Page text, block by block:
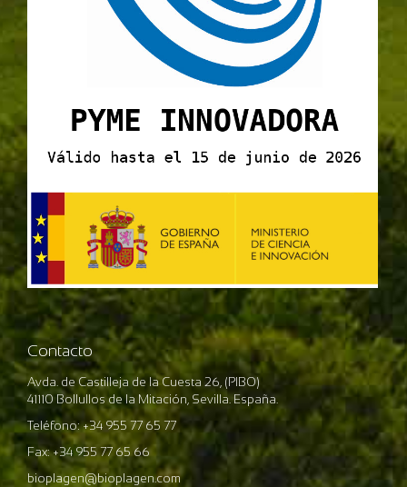
Contacto
Avda. de Castilleja de la Cuesta 26, (PIBO)
41110 Bollullos de la Mitación, Sevilla. España.
Teléfono: +34 955 77 65 77
Fax: +34 955 77 65 66
bioplagen@bioplagen.com